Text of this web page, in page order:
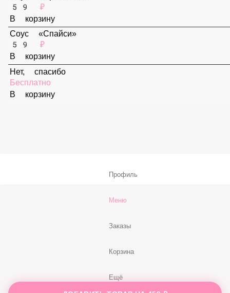
Твист Цезарь
459 ₽
В корзину
59 ₽
В корзину
Соус «Спайси»
Профиль
Меню